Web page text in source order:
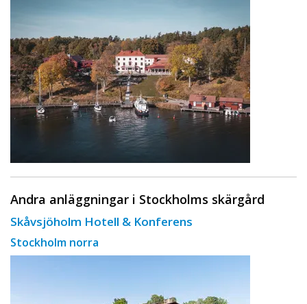
Andra anläggningar i Stockholms skärgård
Skåvsjöholm Hotell & Konferens
Stockholm norra